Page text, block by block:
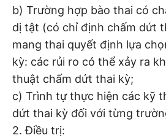
b) Trường hợp bào thai có
dị tật (có chỉ định chấm dứt
mang thai quyết định lựa
kỳ: các rủi ro có thể xảy ra
thuật chấm dứt thai kỳ;
c) Trình tự thực hiện các kỹ
dứt thai kỳ đối với từng
2. Điều trị: